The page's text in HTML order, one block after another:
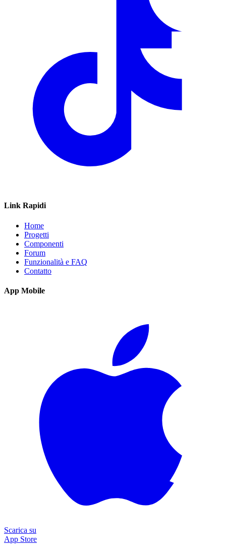
Link Rapidi
Home
Progetti
Componenti
Forum
Funzionalità e FAQ
Contatto
App Mobile
Scarica su
App Store